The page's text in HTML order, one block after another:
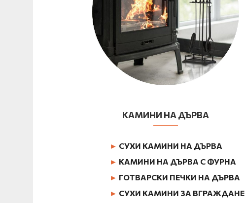
КАМИНИ НА ДЪРВА
► СУХИ КАМИНИ НА ДЪРВА
► КАМИНИ НА ДЪРВА С ФУРНА
► ГОТВАРСКИ ПЕЧКИ НА ДЪРВА
► СУХИ КАМИНИ ЗА ВГРАЖДАНЕ